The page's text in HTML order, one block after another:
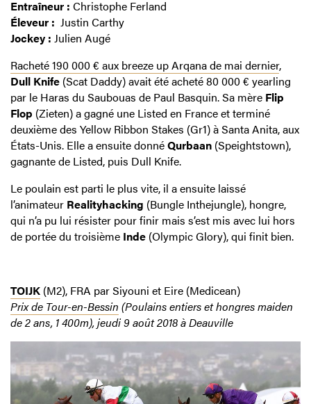
Entraîneur : Christophe Ferland
Éleveur : Justin Carthy
Jockey : Julien Augé
Racheté 190 000 € aux breeze up Arqana de mai dernier,
Dull Knife (Scat Daddy) avait été acheté 80 000 € yearling
par le Haras du Saubouas de Paul Basquin. Sa mère Flip
Flop (Zieten) a gagné une Listed en France et terminé
deuxième des Yellow Ribbon Stakes (Gr1) à Santa Anita, aux
États-Unis. Elle a ensuite donnéQurbaan (Speightstown),
gagnante de Listed, puis Dull Knife.
Le poulain est parti le plus vite, il a ensuite laissé
l’animateur Realityhacking (Bungle Inthejungle), hongre,
qui n’a pu lui résister pour finir mais s’est mis avec lui hors
de portée du troisième Inde (Olympic Glory), qui finit bien.
TOIJK (M2), FRA par Siyouni et Eire (Medicean)
Prix de Tour-en-Bessin (Poulains entiers et hongres maiden
de 2 ans, 1 400m), jeudi 9 août 2018 à Deauville